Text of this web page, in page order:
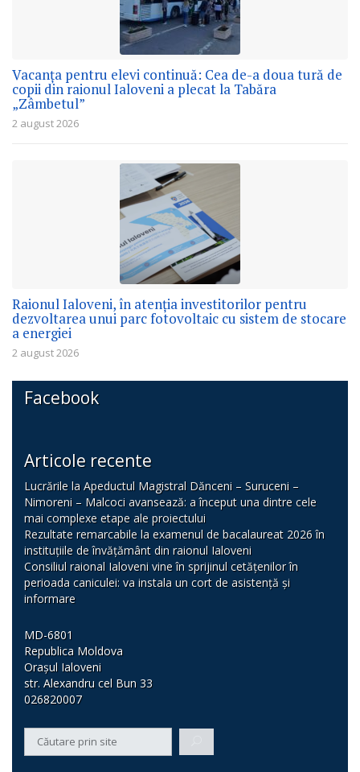
Vacanța pentru elevi continuă: Cea de-a doua tură de
copii din raionul Ialoveni a plecat la Tabăra
„Zâmbetul”
2 august 2026
Raionul Ialoveni, în atenția investitorilor pentru
dezvoltarea unui parc fotovoltaic cu sistem de stocare
a energiei
2 august 2026
Facebook
Articole recente
Lucrările la Apeductul Magistral Dănceni – Suruceni –
Nimoreni – Malcoci avansează: a început una dintre cele
mai complexe etape ale proiectului
Rezultate remarcabile la examenul de bacalaureat 2026 în
instituțiile de învățământ din raionul Ialoveni
Consiliul raional Ialoveni vine în sprijinul cetățenilor în
perioada caniculei: va instala un cort de asistență și
informare
MD-6801
Republica Moldova
Orașul Ialoveni
str. Alexandru cel Bun 33
026820007